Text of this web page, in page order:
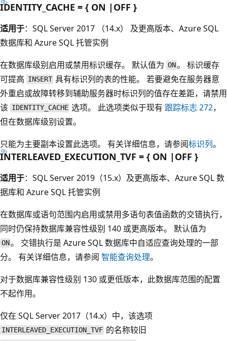
IDENTITY_CACHE = { ON |OFF }
适用于：SQL Server 2017 （14.x） 及更高版本、Azure SQL
数据库和 Azure SQL 托管实例
在数据库级别启用或禁用标识缓存。 默认值为 ON。 标识缓存
可提高 INSERT 具有标识列的表的性能。 若要避免在服务器意
外重启或故障转移到辅助服务器时标识列的值存在差距，请禁用
该 IDENTITY_CACHE 选项。 此选项类似于现有 跟踪标志 272，
但在数据库级别设置。
只能为主要副本设置此选项。 有关详细信息，请参阅标识列。
INTERLEAVED_EXECUTION_TVF = { ON |OFF }
适用于：SQL Server 2019（15.x）及更高版本、Azure SQL 数
据库和 Azure SQL 托管实例
在数据库或语句范围内启用或禁用多语句表值函数的交错执行，
同时仍保持数据库兼容性级别 140 或更高版本。 默认值为
ON。 交错执行是 Azure SQL 数据库中自适应查询处理的一部
分。 有关详细信息，请参阅 智能查询处理。
对于数据库兼容性级别 130 或更低版本，此数据库范围的配置
不起作用。
仅在 SQL Server 2017（14.x）中，该选项
INTERLEAVED_EXECUTION_TVF 的名称较旧